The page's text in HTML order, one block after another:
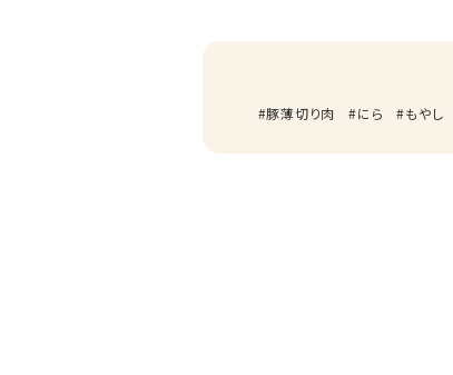
豚薄切り肉 にら もやし